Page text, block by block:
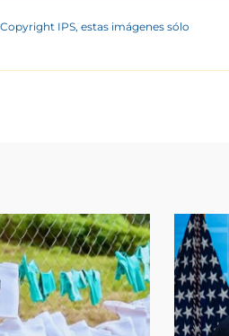
IPS, estas imágenes sólo